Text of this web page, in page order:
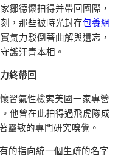
鄒德懷拍得并帶回國際，
，那些被時光封存包養網
氣力駁倒著曲解與遺忘，
護汗青本相。
終帶回
習氣性檢索美國一家專營
他曾在此拍得過飛虎隊成
靈敏的專門研究嗅覺。
的指向統一個生疏的名字